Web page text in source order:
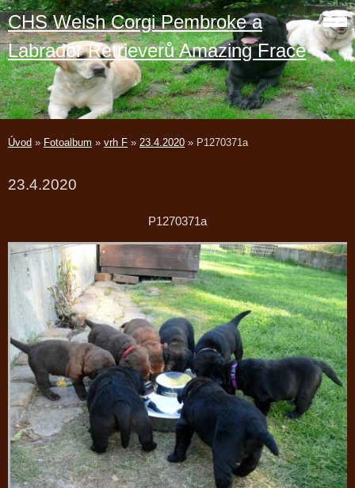
CHS Welsh Corgi Pembroke a
Labrador Retrieverů Amazing Frace
Úvod » Fotoalbum » vrh F » 23.4.2020 » P1270371a
23.4.2020
P1270371a